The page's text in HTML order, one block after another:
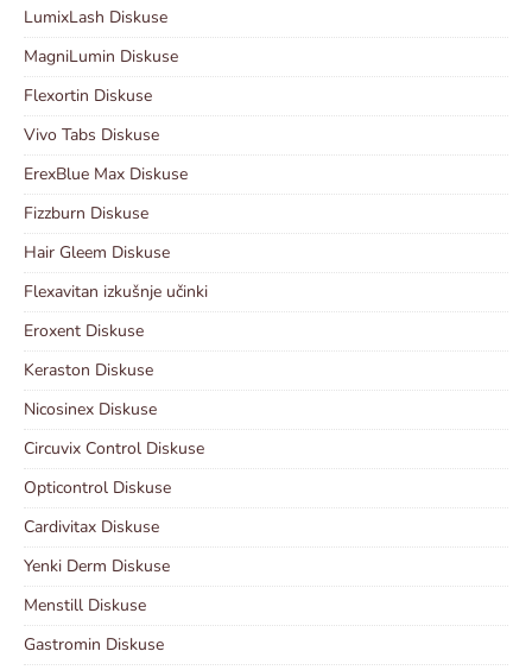
LumixLash Diskuse
MagniLumin Diskuse
Flexortin Diskuse
Vivo Tabs Diskuse
ErexBlue Max Diskuse
Fizzburn Diskuse
Hair Gleem Diskuse
Flexavitan izkušnje učinki
Eroxent Diskuse
Keraston Diskuse
Nicosinex Diskuse
Circuvix Control Diskuse
Opticontrol Diskuse
Cardivitax Diskuse
Yenki Derm Diskuse
Menstill Diskuse
Gastromin Diskuse